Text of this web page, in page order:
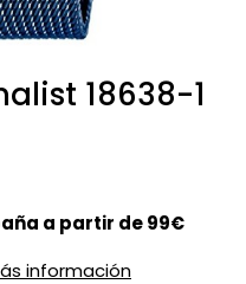
18638-1
a partir de 99€
información